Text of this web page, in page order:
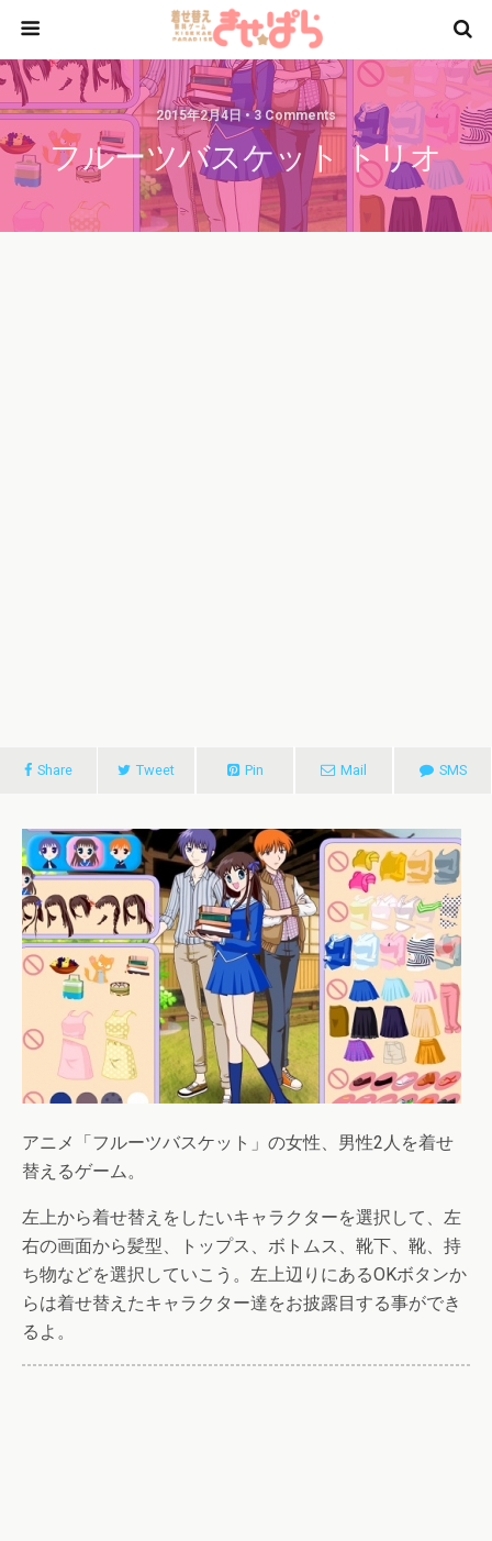
2015年2月4日 • 3 Comments
フルーツバスケット トリオ
Share Tweet Pin Mail SMS
アニメ「フルーツバスケット」の女性、男性2人を着せ
替えるゲーム。
左上から着せ替えをしたいキャラクターを選択して、左
右の画面から髪型、トップス、ボトムス、靴下、靴、持
ち物などを選択していこう。左上辺りにあるOKボタンか
らは着せ替えたキャラクター達をお披露目する事ができ
るよ。